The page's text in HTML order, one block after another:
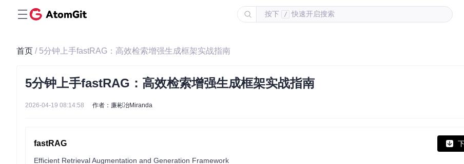
按下 / 快速开启搜索
首页 / 5分钟上手fastRAG：高效检索增强生成框架实战指南
5分钟上手fastRAG：高效检索增强生成框架实战指南
2026-04-19 08:14:58 作者：廉彬冶Miranda
fastRAG
Efficient Retrieval Augmentation and Generation Framework